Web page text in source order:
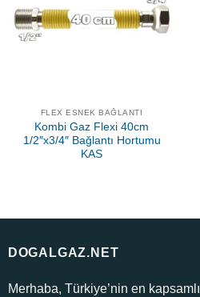
FLEX ESNEK BAĞLANTI
Kombi Gaz Flexi 40cm
1/2″x3/4″ Bağlantı Hortumu
KAS
DOGALGAZ.NET
Merhaba, Türkiye’nin en kapsamlı